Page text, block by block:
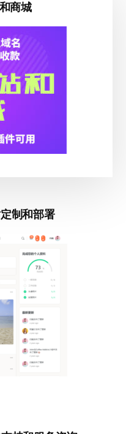
商城
制和部署